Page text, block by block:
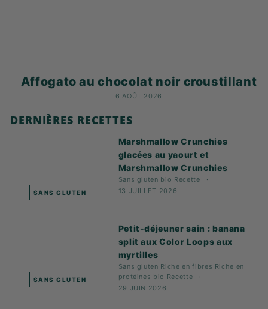
Affogato au chocolat noir croustillant
6 AOÛT 2026
DERNIÈRES RECETTES
SANS GLUTEN
Marshmallow Crunchies
glacées au yaourt et
Marshmallow Crunchies
Sans gluten bio Recette
13 JUILLET 2026
SANS GLUTEN
Petit-déjeuner sain : banana
split aux Color Loops aux
myrtilles
Sans gluten Riche en fibres Riche en
protéines bio Recette
29 JUIN 2026